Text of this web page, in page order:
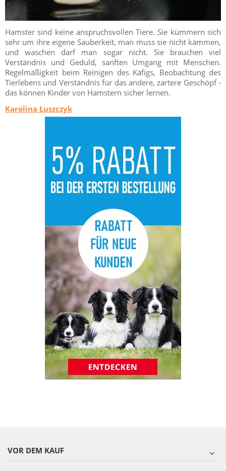
Hamster sind keine anspruchsvollen Tiere. Sie kümmern sich
sehr um ihre eigene Sauberkeit, man muss sie nicht kämmen,
und waschen darf man sogar nicht. Sie brauchen viel
Verständnis und Geduld, sanften Umgang mit Menschen.
Regelmäßigkeit beim Reinigen des Käfigs, Beobachtung des
Tierlebens und Verständnis für das andere, zartere Geschöpf -
das können Kinder von Hamstern sicher lernen.
Karolina Łuszczyk
VOR DEM KAUF